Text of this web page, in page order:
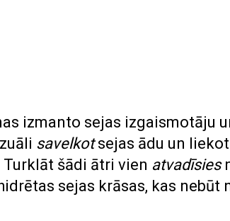
izmanto sejas izgaismotāju
savelkotsejas ādu un
šādi ātri vien atvadīsies
sejas krāsas, kas nebūt